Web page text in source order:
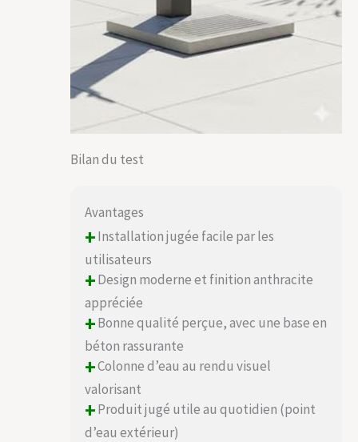
Bilan du test
Avantages
+Installation jugée facile par les
utilisateurs
+Design moderne et finition anthracite
appréciée
+Bonne qualité perçue, avec une base en
béton rassurante
+Colonne d’eau au rendu visuel
valorisant
+Produit jugé utile au quotidien (point
d’eau extérieur)